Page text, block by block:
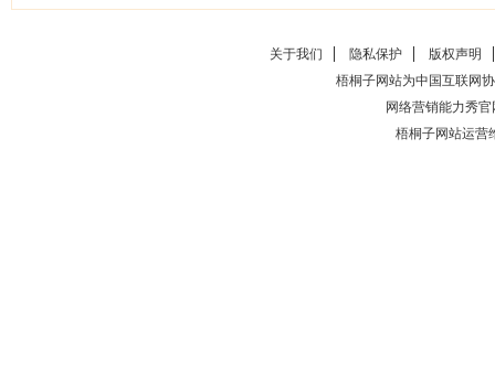
关于我们 隐私保护
版权声明
梧桐子网站为中国互联网
网络营销能力秀官
梧桐子网站运营